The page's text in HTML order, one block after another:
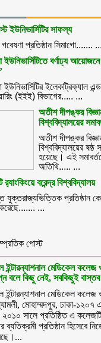
ইউনিভার্সিটির সাফল্য
গবেষণা প্রতিষ্ঠান সিমাগো....... ...
বর্ণাঢ্য
ইলেকট্রিক্যাল
(ইইই) বিভাগের..... ...
অতীশ দীপঙ্কর
বিশ্ববিদ্যালয়ের
অতীশ দীপঙ্কর
বিশ্ববিদ্যালয়ের ষষ্ঠ
হয়েছে। এই
অতিথি..... ...
বরেন্দ্র বিশ্ববিদ্যালয়
যুক্তরাজ্যভিত্তিক প্রতিষ্ঠান
...
পোস্ট
ইন্টারন্যাশনাল মেডিকেল
বলে কিছু নেই, সবকিছুই বাস্তব
ইন্টারন্যাশনাল মেডিকেল
মোহাম্মদপুর, ঢাকা-১২০৭
সালে প্রতিষ্ঠিত এ কলেজটি
ব্যতিক্রমী প্রতিষ্ঠান হিসেবে